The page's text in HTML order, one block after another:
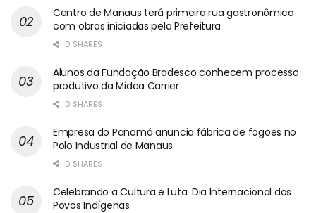
Centro de Manaus terá primeira rua gastronômica
com obras iniciadas pela Prefeitura
0 SHARES
Alunos da Fundação Bradesco conhecem processo
produtivo da Midea Carrier
0 SHARES
Empresa do Panamá anuncia fábrica de fogões no
Polo Industrial de Manaus
0 SHARES
Celebrando a Cultura e Luta: Dia Internacional dos
Povos Indígenas